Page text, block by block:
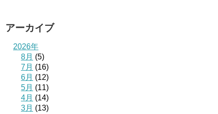
アーカイブ
2026年
8月 (5)
7月 (16)
6月 (12)
5月 (11)
4月 (14)
3月 (13)